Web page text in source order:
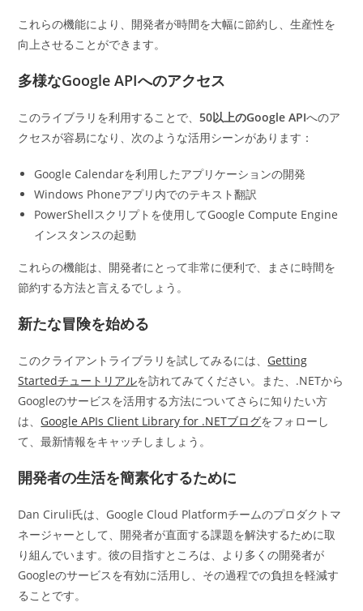
これらの機能により、開発者が時間を大幅に節約し、生産性を
向上させることができます。
多様なGoogle APIへのアクセス
このライブラリを利用することで、50以上のGoogle APIへのア
クセスが容易になり、次のような活用シーンがあります：
Google Calendarを利用したアプリケーションの開発
Windows Phoneアプリ内でのテキスト翻訳
PowerShellスクリプトを使用してGoogle Compute Engine
インスタンスの起動
これらの機能は、開発者にとって非常に便利で、まさに時間を
節約する方法と言えるでしょう。
新たな冒険を始める
このクライアントライブラリを試してみるには、 Getting
Startedチュートリアルを訪れてみてください。また、.NETから
Googleのサービスを活用する方法についてさらに知りたい方
は、 Google APIs Client Library for .NETブログをフォローし
て、最新情報をキャッチしましょう。
開発者の生活を簡素化するために
Dan Ciruli氏は、Google Cloud Platformチームのプロダクトマ
ネージャーとして、開発者が直面する課題を解決するために取
り組んでいます。彼の目指すところは、より多くの開発者が
Googleのサービスを有効に活用し、その過程での負担を軽減す
ることです。